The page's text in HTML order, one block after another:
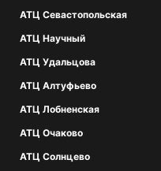
АТЦ Севастопольская
АТЦ Научный
АТЦ Удальцова
АТЦ Алтуфьево
АТЦ Лобненская
АТЦ Очаково
АТЦ Солнцево